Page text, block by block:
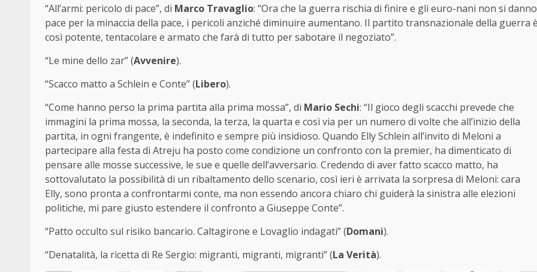
“All’armi: pericolo di pace”, di Marco Travaglio: “Ora che la guerra rischia di finire e gli euro-nani non si danno
pace per la minaccia della pace, i pericoli anziché diminuire aumentano. Il partito transnazionale della guerra
così potente, tentacolare e armato che farà di tutto per sabotare il negoziato”.
“Le mine dello zar” (Avvenire).
“Scacco matto a Schlein e Conte” (Libero).
“Come hanno perso la prima partita alla prima mossa”, di Mario Sechi: “Il gioco degli scacchi prevede che
immagini la prima mossa, la seconda, la terza, la quarta e così via per un numero di volte che all’inizio della
partita, in ogni frangente, è indefinito e sempre più insidioso. Quando Elly Schlein all’invito di Meloni a
partecipare alla festa di Atreju ha posto come condizione un confronto con la premier, ha dimenticato di
pensare alle mosse successive, le sue e quelle dell’avversario. Credendo di aver fatto scacco matto, ha
sottovalutato la possibilità di un ribaltamento dello scenario, così ieri è arrivata la sorpresa di Meloni: cara
Elly, sono pronta a confrontarmi conte, ma non essendo ancora chiaro chi guiderà la sinistra alle elezioni
politiche, mi pare giusto estendere il confronto a Giuseppe Conte”.
“Patto occulto sul risiko bancario. Caltagirone e Lovaglio indagati” (Domani).
“Denatalità, la ricetta di Re Sergio: migranti, migranti, migranti” (La Verità).